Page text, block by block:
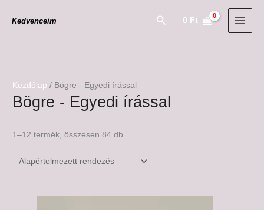
Kedvenceim Search
0 Ft
Kezdőlap / Bögre - Egyedi írással
Bögre - Egyedi írással
1–12 termék, összesen 84 db